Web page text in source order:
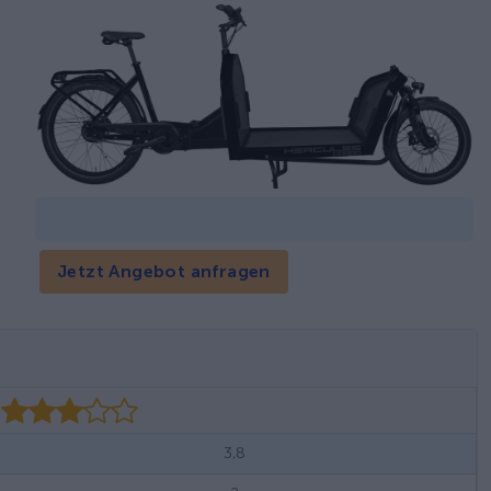
Jetzt Angebot anfragen
3,8